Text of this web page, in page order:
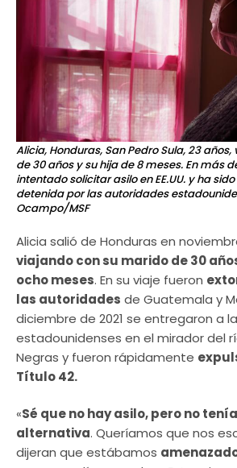
Alicia, Honduras, San Pedro Sula, 23
de 30 años y su hija de 8 meses. En más
intentado solicitar asilo en EE.UU. y ha
detenida por las autoridades
Ocampo/MSF
Alicia salió de Honduras en
viajando con su marido de 30
ocho meses. En su viaje fueron
las autoridades de Guatemala y
diciembre de 2021 se entregaron a
estadounidenses en el mirador del
Negras y fueron rápidamente
Título 42.
«Sé que no hay asilo, pero no
alternativa. Queríamos que nos
dijeran que estábamos